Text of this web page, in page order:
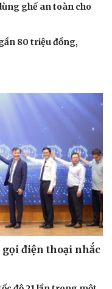
ghế an toàn cho
80 triệu đồng,
gọi điện thoại nhắc